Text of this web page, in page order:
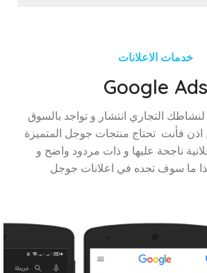
خدمات الاعلانات
Google Ads
التجاري انتشار و تواجد بالسوق
اذن فأنت تحتاج منتجات جوجل المتميزة
ناجحة عليها و ذات مردود واضح و
ما سوف تجده في اعلانات جوجل